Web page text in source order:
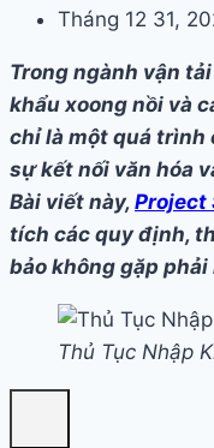
Tháng 12 31,
Trong ngành vận
khẩu xoong nồi và
chỉ là một quá trình
sự kết nối văn hóa
Bài viết này, Project
tích các quy định,
bảo không gặp
Thủ Tục Nhập